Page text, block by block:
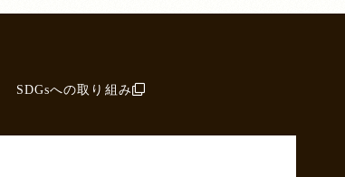
SDGsへの取り組み